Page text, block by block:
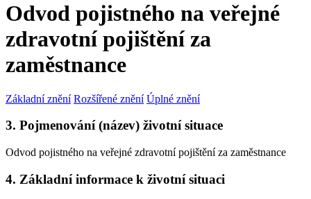
Odvod pojistného na veřejné
zdravotní pojištění za
zaměstnance
Základní znění Rozšířené znění Úplné znění
3. Pojmenování (název) životní situace
Odvod pojistného na veřejné zdravotní pojištění za zaměstnance
4. Základní informace k životní situaci